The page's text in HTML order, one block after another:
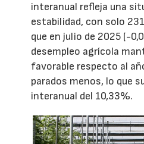
interanual refleja una
estabilidad, con solo
que en julio de 2025 (-
desempleo agrícola
favorable respecto al
parados menos, lo que
interanual del 10,33%.